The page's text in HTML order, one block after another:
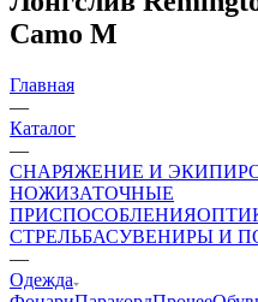
Camo M
Главная
—
Каталог
—
СНАРЯЖЕНИЕ И
НОЖИЗАТОЧНЫЕ
ПРИСПОСОБЛЕНИЯ
СТРЕЛЬБАСУВЕНИРЫ И
—
Одежда